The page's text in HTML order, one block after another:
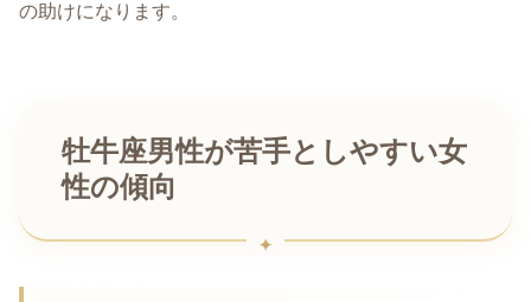
の助けになります。
牡牛座男性が苦手としやすい女
性の傾向